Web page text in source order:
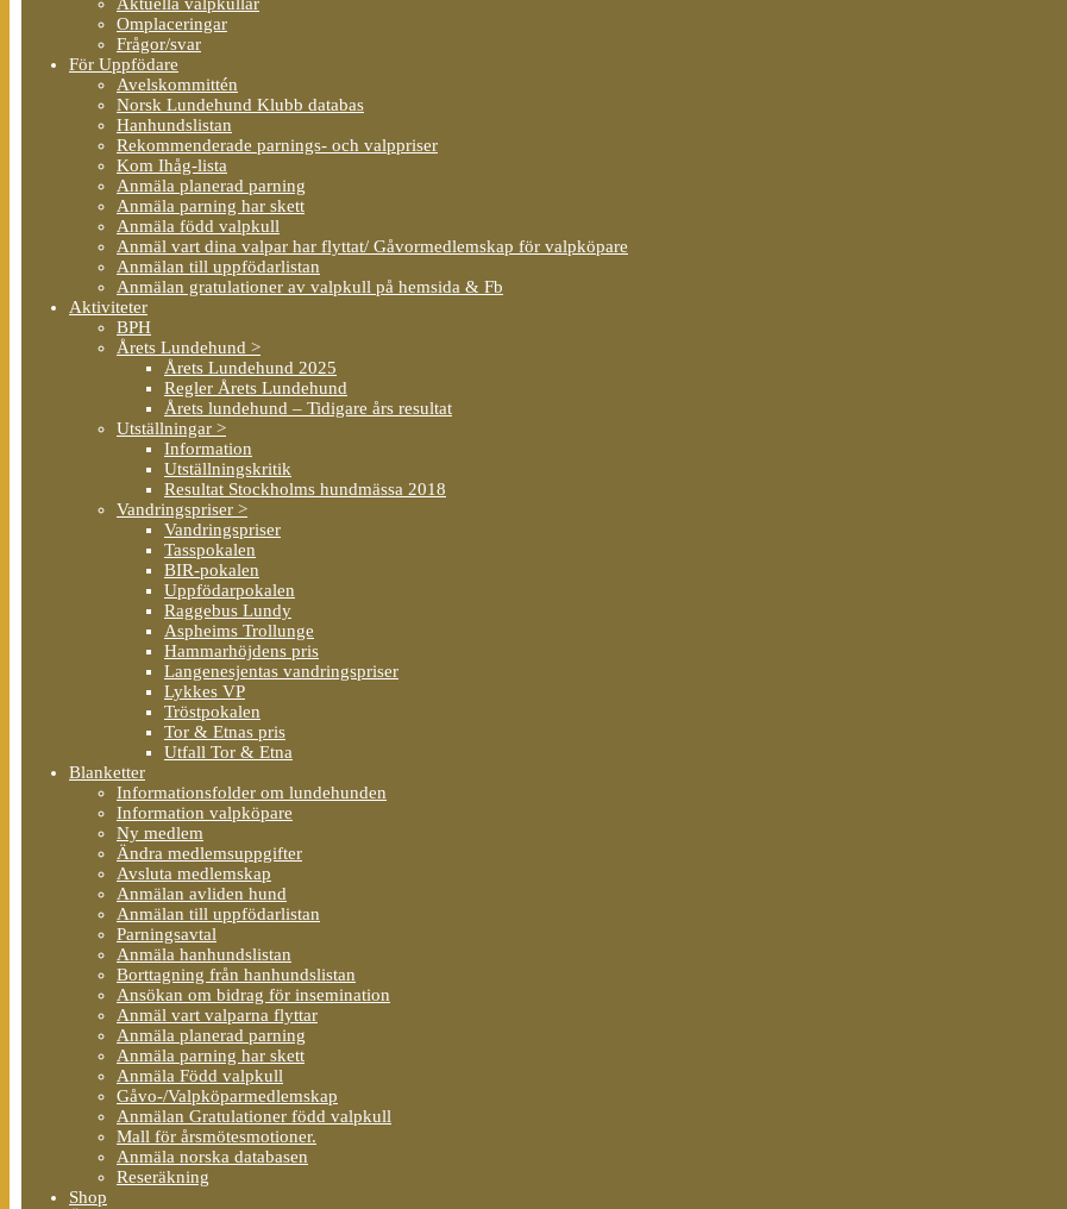
Omplaceringar
Frågor/svar
För Uppfödare
Avelskommittén
Norsk Lundehund Klubb databas
Hanhundslistan
Rekommenderade parnings- och valppriser
Kom Ihåg-lista
Anmäla planerad parning
Anmäla parning har skett
Anmäla född valpkull
Anmäl vart dina valpar har flyttat/ Gåvormedlemskap för valpköpare
Anmälan till uppfödarlistan
Anmälan gratulationer av valpkull på hemsida & Fb
Aktiviteter
BPH
Årets Lundehund >
Årets Lundehund 2025
Regler Årets Lundehund
Årets lundehund – Tidigare års resultat
Utställningar >
Information
Utställningskritik
Resultat Stockholms hundmässa 2018
Vandringspriser >
Vandringspriser
Tasspokalen
BIR-pokalen
Uppfödarpokalen
Raggebus Lundy
Aspheims Trollunge
Hammarhöjdens pris
Langenesjentas vandringspriser
Lykkes VP
Tröstpokalen
Tor & Etnas pris
Utfall Tor & Etna
Blanketter
Informationsfolder om lundehunden
Information valpköpare
Ny medlem
Ändra medlemsuppgifter
Avsluta medlemskap
Anmälan avliden hund
Anmälan till uppfödarlistan
Parningsavtal
Anmäla hanhundslistan
Borttagning från hanhundslistan
Ansökan om bidrag för insemination
Anmäl vart valparna flyttar
Anmäla planerad parning
Anmäla parning har skett
Anmäla Född valpkull
Gåvo-/Valpköparmedlemskap
Anmälan Gratulationer född valpkull
Mall för årsmötesmotioner.
Anmäla norska databasen
Reseräkning
Shop